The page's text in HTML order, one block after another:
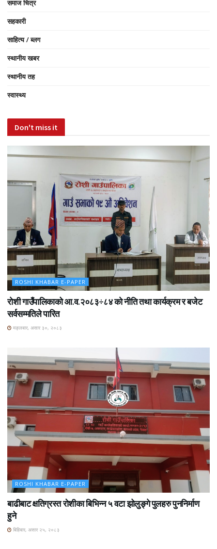
समाज चित्र
सहकारी
साहित्य / ब्लग
स्थानीय खबर
स्थानीय तह
स्वास्थ्य
Don't miss it
ROSHI KHABAR E-PAPER
रोशी गाउँपालिकाको आ.व.२०८३÷८४ को नीति तथा कार्यक्रम र बजेट
सर्वसम्मतिले पारित
मङ्लबार, असार ३०, २०८३
ROSHI KHABAR E-PAPER
बाढीबाट क्षतिग्रस्त रोशीका बिभिन्न ५ वटा झोलुङ्गे पुलहरु पुननिर्माण
हुने
बिहिबार, असार २५, २०८३